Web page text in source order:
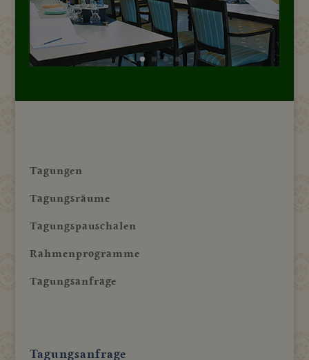
Tagungen
Tagungsräume
Tagungspauschalen
Rahmenprogramme
Tagungsanfrage
Tagungsanfrage